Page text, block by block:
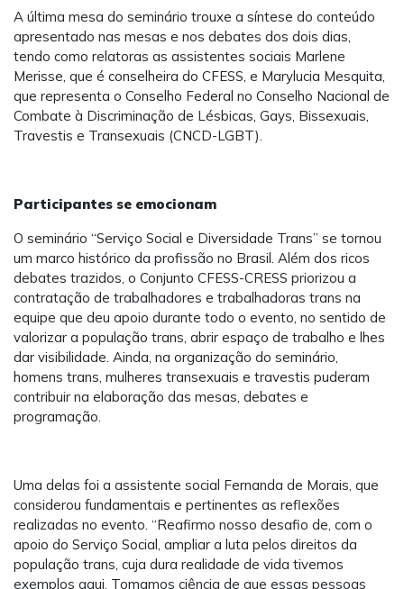
A última mesa do seminário trouxe a síntese do conteúdo
apresentado nas mesas e nos debates dos dois dias,
tendo como relatoras as assistentes sociais Marlene
Merisse, que é conselheira do CFESS, e Marylucia Mesquita,
que representa o Conselho Federal no Conselho Nacional de
Combate à Discriminação de Lésbicas, Gays, Bissexuais,
Travestis e Transexuais (CNCD-LGBT).
Participantes se emocionam
O seminário “Serviço Social e Diversidade Trans” se tornou
um marco histórico da profissão no Brasil. Além dos ricos
debates trazidos, o Conjunto CFESS-CRESS priorizou a
contratação de trabalhadores e trabalhadoras trans na
equipe que deu apoio durante todo o evento, no sentido de
valorizar a população trans, abrir espaço de trabalho e lhes
dar visibilidade. Ainda, na organização do seminário,
homens trans, mulheres transexuais e travestis puderam
contribuir na elaboração das mesas, debates e
programação.
Uma delas foi a assistente social Fernanda de Morais, que
considerou fundamentais e pertinentes as reflexões
realizadas no evento. “Reafirmo nosso desafio de, com o
apoio do Serviço Social, ampliar a luta pelos direitos da
população trans, cuja dura realidade de vida tivemos
exemplos aqui. Tomamos ciência de que essas pessoas